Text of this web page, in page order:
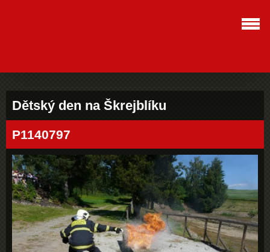
Dětský den na Škrejblíku
P1140797